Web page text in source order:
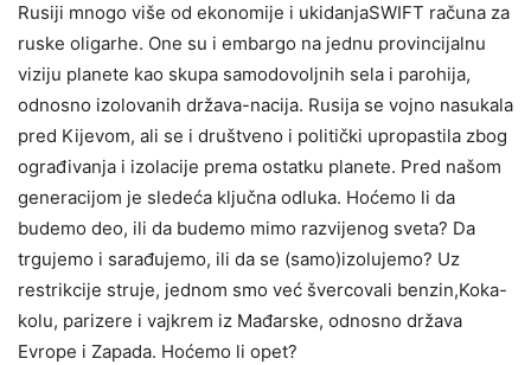
Rusiji mnogo više od ekonomije i ukidanjaSWIFT računa za
ruske oligarhe. One su i embargo na jednu provincijalnu
viziju planete kao skupa samodovoljnih sela i parohija,
odnosno izolovanih država-nacija. Rusija se vojno nasukala
pred Kijevom, ali se i društveno i politički upropastila zbog
ograđivanja i izolacije prema ostatku planete. Pred našom
generacijom je sledeća ključna odluka. Hoćemo li da
budemo deo, ili da budemo mimo razvijenog sveta? Da
trgujemo i sarađujemo, ili da se (samo)izolujemo? Uz
restrikcije struje, jednom smo već švercovali benzin,Koka-
kolu, parizere i vajkrem iz Mađarske, odnosno država
Evrope i Zapada. Hoćemo li opet?